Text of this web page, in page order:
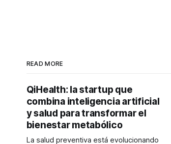
READ MORE
QiHealth: la startup que
combina inteligencia artificial
y salud para transformar el
bienestar metabólico
La salud preventiva está evolucionando